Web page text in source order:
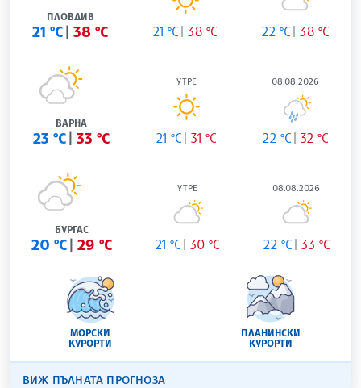
ПЛОВДИВ
21 °C 38 °C 21 °C 38 °C 22 °C 38 °C
ВАРНА
23 °C 33 °C
УТРЕ
21 °C 31 °C
08.08.2026
22 °C 32 °C
БУРГАС
20 °C 29 °C
УТРЕ
21 °C 30 °C
08.08.2026
22 °C 33 °C
МОРСКИ
КУРОРТИ
ПЛАНИНСКИ
КУРОРТИ
ВИЖ ПЪЛНАТА ПРОГНОЗА